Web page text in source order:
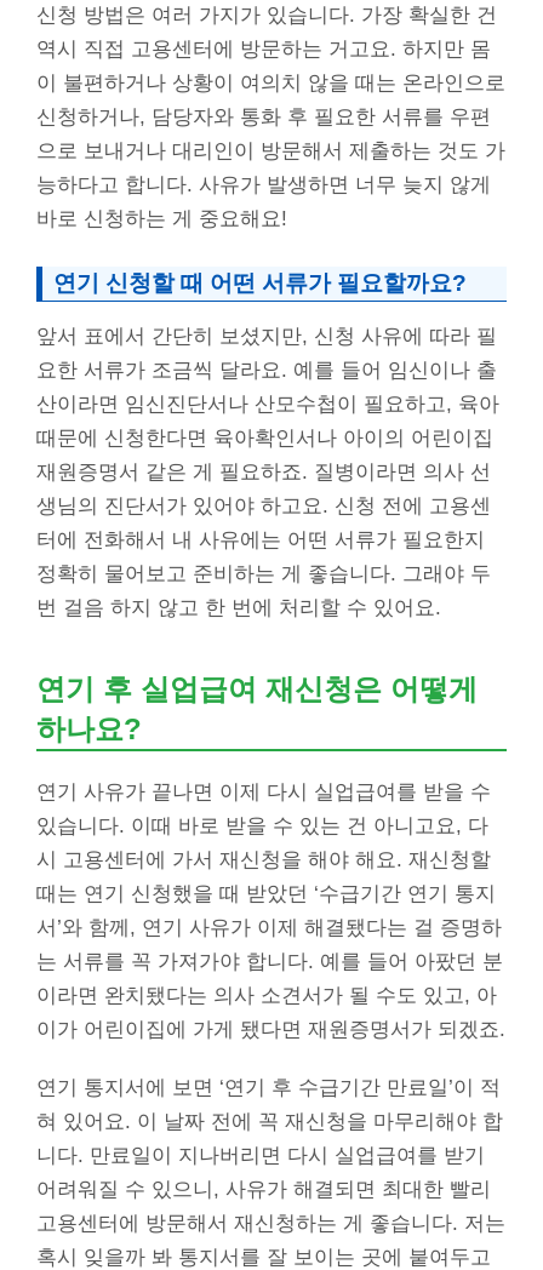
신청 방법은 여러 가지가 있습니다. 가장 확실한 건
역시 직접 고용센터에 방문하는 거고요. 하지만 몸
이 불편하거나 상황이 여의치 않을 때는 온라인으로
신청하거나, 담당자와 통화 후 필요한 서류를 우편
으로 보내거나 대리인이 방문해서 제출하는 것도 가
능하다고 합니다. 사유가 발생하면 너무 늦지 않게
바로 신청하는 게 중요해요!
연기 신청할 때 어떤 서류가 필요할까요?
앞서 표에서 간단히 보셨지만, 신청 사유에 따라 필
요한 서류가 조금씩 달라요. 예를 들어 임신이나 출
산이라면 임신진단서나 산모수첩이 필요하고, 육아
때문에 신청한다면 육아확인서나 아이의 어린이집
재원증명서 같은 게 필요하죠. 질병이라면 의사 선
생님의 진단서가 있어야 하고요. 신청 전에 고용센
터에 전화해서 내 사유에는 어떤 서류가 필요한지
정확히 물어보고 준비하는 게 좋습니다. 그래야 두
번 걸음 하지 않고 한 번에 처리할 수 있어요.
연기 후 실업급여 재신청은 어떻게
하나요?
연기 사유가 끝나면 이제 다시 실업급여를 받을 수
있습니다. 이때 바로 받을 수 있는 건 아니고요, 다
시 고용센터에 가서 재신청을 해야 해요. 재신청할
때는 연기 신청했을 때 받았던 ‘수급기간 연기 통지
서’와 함께, 연기 사유가 이제 해결됐다는 걸 증명하
는 서류를 꼭 가져가야 합니다. 예를 들어 아팠던 분
이라면 완치됐다는 의사 소견서가 될 수도 있고, 아
이가 어린이집에 가게 됐다면 재원증명서가 되겠죠.
연기 통지서에 보면 ‘연기 후 수급기간 만료일’이 적
혀 있어요. 이 날짜 전에 꼭 재신청을 마무리해야 합
니다. 만료일이 지나버리면 다시 실업급여를 받기
어려워질 수 있으니, 사유가 해결되면 최대한 빨리
고용센터에 방문해서 재신청하는 게 좋습니다. 저는
혹시 잊을까 봐 통지서를 잘 보이는 곳에 붙여두고